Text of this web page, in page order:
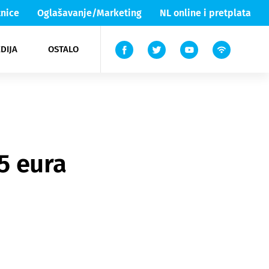
Oglašavanje/Marketing NL online i pretplata
OSTALO
Lika & Senj
TV
eura